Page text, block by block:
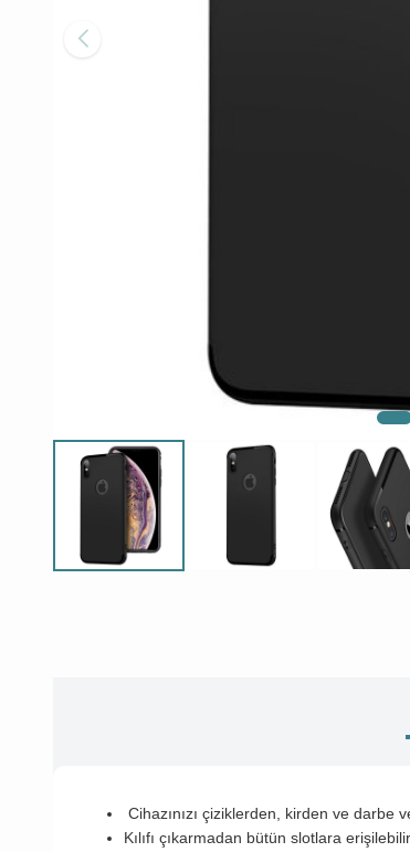
Cihazınızı çiziklerden, kirden ve darbe
Kılıfı çıkarmadan bütün slotlara erişilebilir.